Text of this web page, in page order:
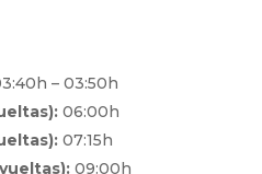
– 03:50h
06:00h
07:15h
09:00h